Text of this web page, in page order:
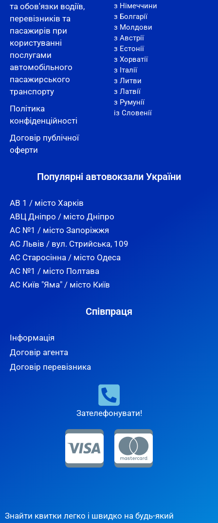
та обов'язки водіїв,
перевізників та
пасажирів при
користуванні
послугами
автомобільного
пасажирського
транспорту
Політика
конфіденційності
Договір публічної
оферти
з Німеччини
з Болгарії
з Молдови
з Австрії
з Естонії
з Хорватії
з Італії
з Литви
з Латвії
з Румунії
із Словенії
Популярні автовокзали України
АВ 1 / місто Харків
АВЦ Дніпро / місто Дніпро
АС №1 / місто Запоріжжя
АС Львів / вул. Стрийська, 109
АС Старосінна / місто Одеса
АС №1 / місто Полтава
АС Київ "Яма" / місто Київ
Співпраця
Інформація
Договір агента
Договір перевізника
Зателефонувати!
Знайти квитки легко і швидко на будь-який